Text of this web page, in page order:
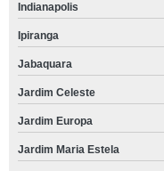
Indianapolis
Ipiranga
Jabaquara
Jardim Celeste
Jardim Europa
Jardim Maria Estela